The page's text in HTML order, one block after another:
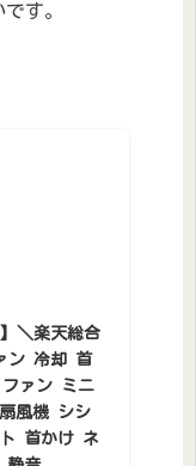
す。
＼楽天総合
ン 冷却 首
ァン ミニ
風機 シシ
首かけ ネ